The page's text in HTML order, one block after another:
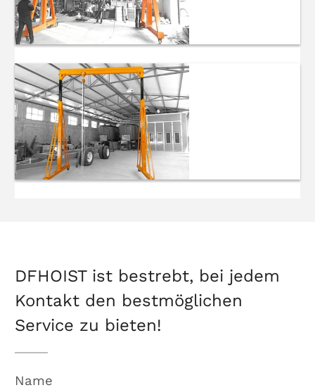
Elektrische
Mini-Mobil-
Tragkrane
DFHOIST ist bestrebt, bei jedem
Kontakt den bestmöglichen
Service zu bieten!
Name